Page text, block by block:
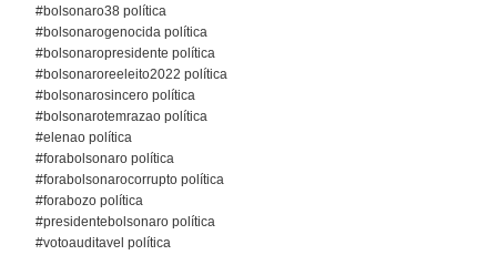
#bolsonaro38 política
#bolsonarogenocida política
#bolsonaropresidente política
#bolsonaroreeleito2022 política
#bolsonarosincero política
#bolsonarotemrazao política
#elenao política
#forabolsonaro política
#forabolsonarocorrupto política
#forabozo política
#presidentebolsonaro política
#votoauditavel política